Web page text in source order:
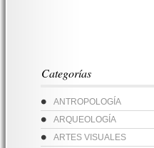
Categorías
ANTROPOLOGÍA
ARQUEOLOGÍA
ARTES VISUALES